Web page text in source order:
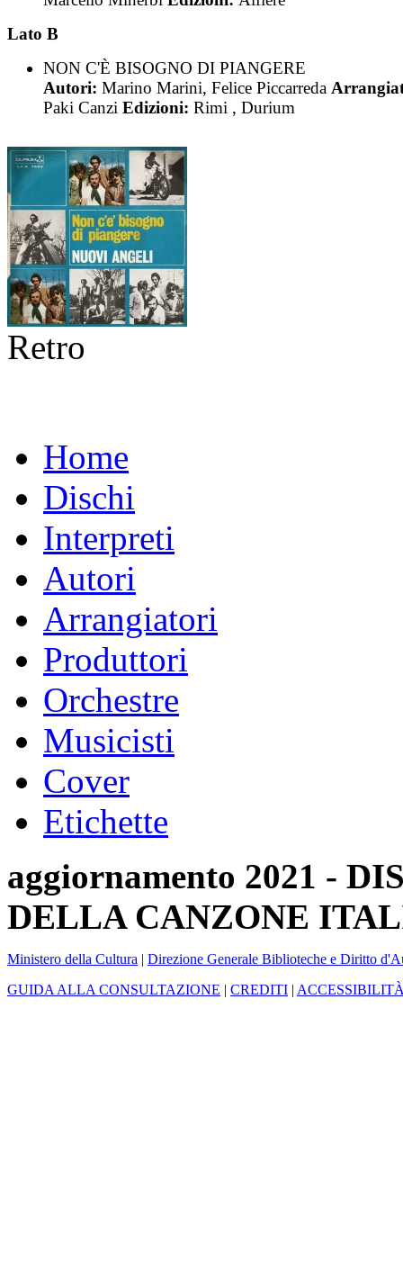
Lato B
NON C'È BISOGNO DI PIANGERE
Autori: Marino Marini, Felice Piccarreda
Paki Canzi Edizioni: Rimi , Durium
Retro
Home
Dischi
Interpreti
Autori
Arrangiatori
Produttori
Orchestre
Musicisti
Cover
Etichette
aggiornamento 2021 -
DELLA CANZONE
Ministero della Cultura | Direzione Generale Biblioteche e Diritto
GUIDA ALLA CONSULTAZIONE | CREDITI |